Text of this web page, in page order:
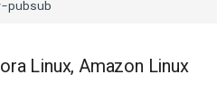
Linux, Amazon Linux